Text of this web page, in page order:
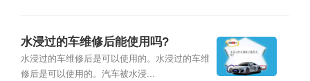
水浸过的车维修后能使用吗?
水浸过的车维修后是可以使用的。水浸过的车维
修后是可以使用的。汽车被水浸...